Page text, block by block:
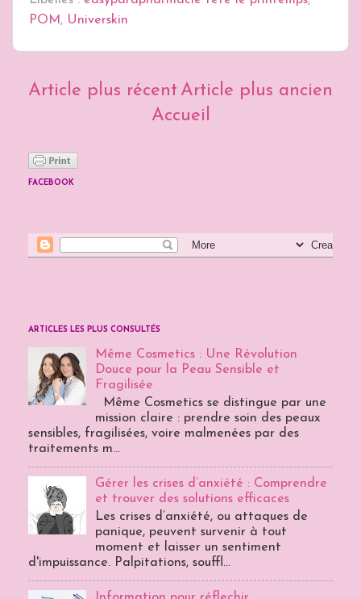
POM, Universkin
Article plus récent Article plus ancien
Accueil
FACEBOOK
ARTICLES LES PLUS CONSULTÉS
Même Cosmetics : Une Révolution
Douce pour la Peau Sensible et
Fragilisée
Même Cosmetics se distingue par une
mission claire : prendre soin des peaux
sensibles, fragilisées, voire malmenées par des
traitements m...
Gérer les crises d’anxiété : Comprendre
et trouver des solutions efficaces
Les crises d’anxiété, ou attaques de
panique, peuvent survenir à tout
moment et laisser un sentiment
d'impuissance. Palpitations, souffl...